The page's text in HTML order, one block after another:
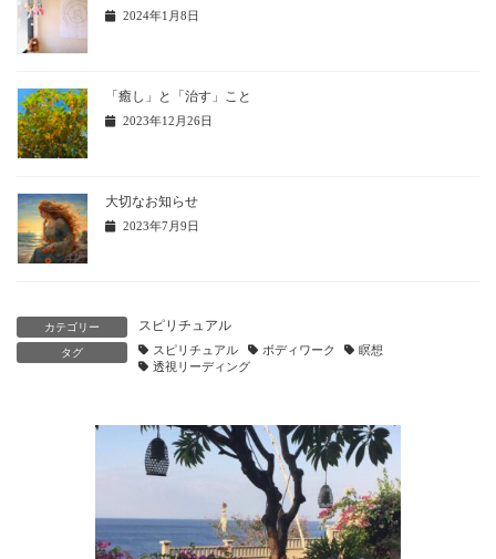
2024年1月8日
「癒し」と「治す」こと
2023年12月26日
大切なお知らせ
2023年7月9日
カテゴリー スピリチュアル
タグ スピリチュアル ボディワーク
瞑想
透視リーディング